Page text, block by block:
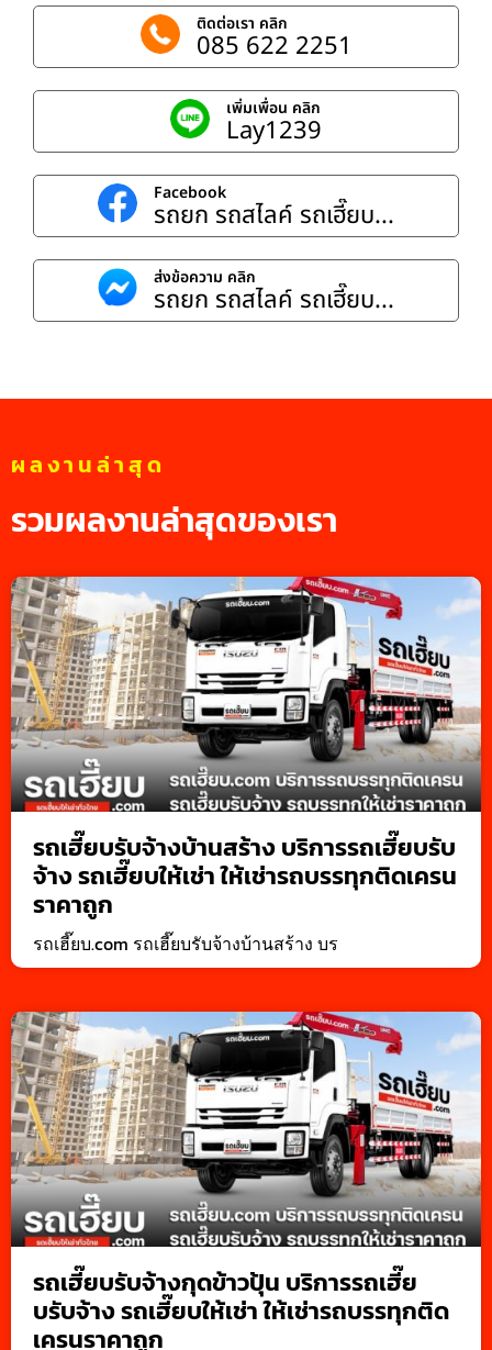
ติดต่อเรา คลิก
085 622 2251
เพิ่มเพื่อน คลิก
Lay1239
Facebook
รถยก รถสไลค์ รถเฮี๊ยบ...
ส่งข้อความ คลิก
รถยก รถสไลค์ รถเฮี๊ยบ...
ผลงานล่าสุด
รวมผลงานล่าสุดของเรา
รถเฮี๊ยบรับจ้างบ้านสร้าง บริการรถเฮี๊ยบรับ
จ้าง รถเฮี๊ยบให้เช่า ให้เช่ารถบรรทุกติดเครน
ราคาถูก
รถเฮี๊ยบ.com รถเฮี๊ยบรับจ้างบ้านสร้าง บร
รถเฮี๊ยบรับจ้างกุดข้าวปุ้น บริการรถเฮี๊ย
บรับจ้าง รถเฮี๊ยบให้เช่า ให้เช่ารถบรรทุกติด
เครนราคาถูก